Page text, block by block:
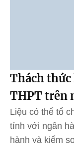
Thách
THPT trên
Liệu có thể tổ
tính với ngân
hành và kiểm